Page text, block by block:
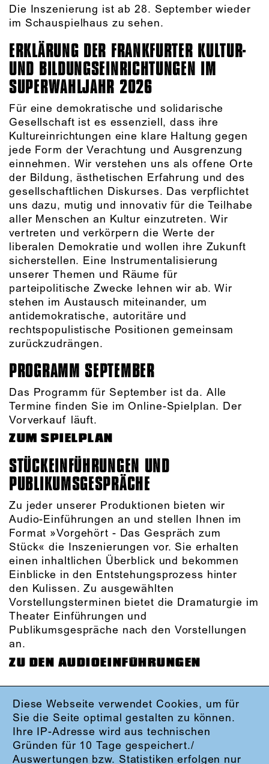
Diese Webseite verwendet Cookies, um für
Sie die Seite optimal gestalten zu können.
Ihre IP-Adresse wird aus technischen
Gründen für 10 Tage gespeichert./
Auswertungen bzw. Statistiken erfolgen nur
Die Inszenierung ist ab 28. September wieder
im Schauspielhaus zu sehen.
ERKLÄRUNG DER FRANKFURTER KULTUR-
UND BILDUNGSEINRICHTUNGEN IM
SUPERWAHLJAHR 2026
Für eine demokratische und solidarische
Gesellschaft ist es essenziell, dass ihre
Kultureinrichtungen eine klare Haltung gegen
jede Form der Verachtung und Ausgrenzung
einnehmen. Wir verstehen uns als offene Orte
der Bildung, ästhetischen Erfahrung und des
gesellschaftlichen Diskurses. Das verpflichtet
uns dazu, mutig und innovativ für die Teilhabe
aller Menschen an Kultur einzutreten. Wir
vertreten und verkörpern die Werte der
liberalen Demokratie und wollen ihre Zukunft
sicherstellen. Eine Instrumentalisierung
unserer Themen und Räume für
parteipolitische Zwecke lehnen wir ab. Wir
stehen im Austausch miteinander, um
antidemokratische, autoritäre und
rechtspopulistische Positionen gemeinsam
zurückzudrängen.
PROGRAMM SEPTEMBER
Das Programm für September ist da. Alle
Termine finden Sie im Online-Spielplan. Der
Vorverkauf läuft.
ZUM SPIELPLAN
STÜCKEINFÜHRUNGEN UND
PUBLIKUMSGESPRÄCHE
Zu jeder unserer Produktionen bieten wir
Audio-Einführungen an und stellen Ihnen im
Format »Vorgehört - Das Gespräch zum
Stück« die Inszenierungen vor. Sie erhalten
einen inhaltlichen Überblick und bekommen
Einblicke in den Entstehungsprozess hinter
den Kulissen. Zu ausgewählten
Vorstellungsterminen bietet die Dramaturgie im
Theater Einführungen und
Publikumsgespräche nach den Vorstellungen
an.
ZU DEN AUDIOEINFÜHRUNGEN
IMPRESSUM
DATENSCHUTZ
AGB
KONTAKT